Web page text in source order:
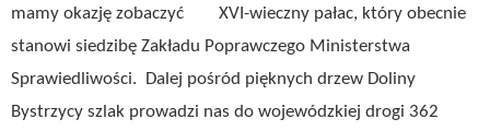
mamy okazję zobaczyć XVI-wieczny pałac, który obecnie
stanowi siedzibę Zakładu Poprawczego Ministerstwa
Sprawiedliwości. Dalej pośród pięknych drzew Doliny
Bystrzycy szlak prowadzi nas do wojewódzkiej drogi 362